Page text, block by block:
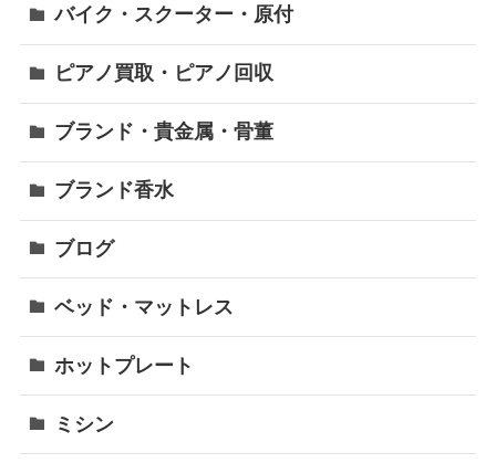
バイク・スクーター・原付
ピアノ買取・ピアノ回収
ブランド・貴金属・骨董
ブランド香水
ブログ
ベッド・マットレス
ホットプレート
ミシン